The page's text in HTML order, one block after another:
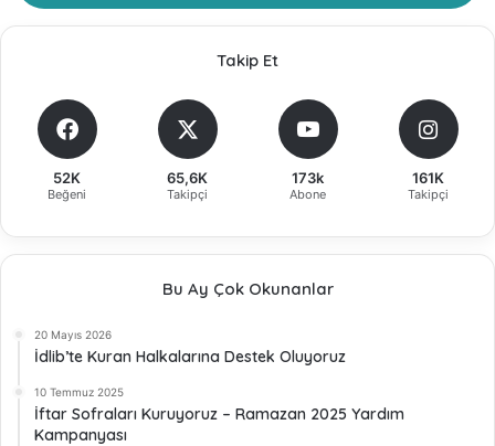
Takip Et
52K
Beğeni
65,6K
Takipçi
173k
Abone
161K
Takipçi
Bu Ay Çok Okunanlar
20 Mayıs 2026
İdlib’te Kuran Halkalarına Destek Oluyoruz
10 Temmuz 2025
İftar Sofraları Kuruyoruz – Ramazan 2025 Yardım
Kampanyası